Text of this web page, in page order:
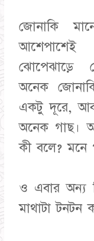
জোনাকি
ঝোপেঝাড়ে
অনেক
একটু দূরে,
অনেক গাছ।
কী বলে? মনে
ও এবার অন্য
মাথাটা টনটন